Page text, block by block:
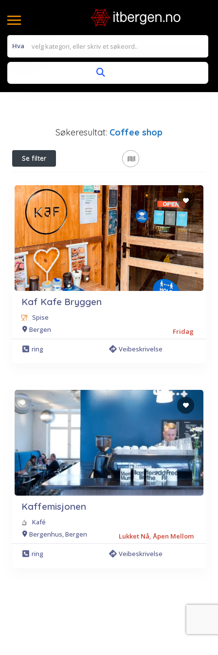
Hva
Søkeresultat: Coffee shop
Se filter
Kaf Kafe Bryggen
Spise
Bergen
Fridag
ring
Veibeskrivelse
Kaffemisjonen
Kafé
Bergenhus, Bergen
Lukket Nå, Åpen Mellom
ring
Veibeskrivelse